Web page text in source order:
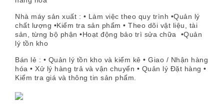
Nhà máy sản xuất : • Làm việc theo quy trình •Quản lý
chất lượng •Kiểm tra sản phẩm • Theo dõi vật liệu, tài
sản, từng bộ phận •Hoạt động bảo trì sửa chữa •Quản
lý tồn kho
Bán lẻ : • Quản lý tồn kho và kiểm kê • Giao / Nhận hàng
hóa • Xử lý hàng trả và vận chuyển • Quản lý Đặt hàng •
Kiểm tra giá và thông tin sản phẩm.